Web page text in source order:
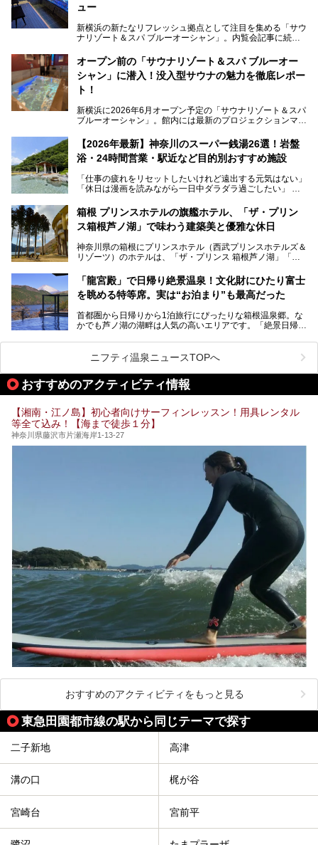
ュー
新横浜の新たなリフレッシュ拠点として注目を集める「サウ
ナリゾート＆スパ ブルーオーシャン」。内覧会記事に続
す。サウナや水風呂の気持ちよさはもちろん、リラックスス
ペースの過ごしやすさまで徹底チェック。新横浜エリアで日
常の疲れをリセットしたい人、ライブやスポーツ観戦遠征組
は必見です。
オープン前の「サウナリゾート＆スパ ブルーオー
シャン」に潜入！没入型サウナの魅力を徹底レポー
ト！
新横浜に2026年6月オープン予定の「サウナリゾート＆スパ
ブルーオーシャン」。館内には最新のプロジェクションマッ
的な“没入感（イマーシブ）”を体験できます。
今回は、そんな大注目の施設に一足先にお邪魔し、その全貌
を見学させていただきました！
サウナ室の中に咲き誇る桜、魚たちが泳ぐ水風呂、そしてバ
リのビーチを思わせる休憩スペース…。驚きの連続だった館
内の様子をレポートします！
【2026年最新】神奈川のスーパー銭湯26選！岩盤
浴・24時間営業・駅近など目的別おすすめ施設
「仕事の疲れをリセットしたいけれど遠出する元気はない」
「休日は漫画を読みながら一日中ダラダラ過ごしたい」
たい」
そんな「癒やされたい」という願いを叶えてくれるのが、神
神奈川県には、サウナや岩盤浴、一日中遊べるエンタメ施設
など、“非日常”を味わえるスーパー銭湯が数多く揃っていま
う」という人も多いはず。
そこで今回は、神奈川県内の人気施設26選を「安さ」「岩
業」「駅近」など、目的別に厳選して紹介します。
今の気分にぴったりの施設を見つけて、最高のリフレッシュ
箱根 プリンスホテルの旗艦ホテル、「ザ・プリン
ス箱根芦ノ湖」で味わう建築美と優雅な休日
神奈川県の箱根にプリンスホテル（西武プリンスホテルズ＆
リゾーツ）のホテルは、「ザ・プリンス 箱根芦ノ湖」「芦
「箱根仙石原プリンスホテル」と4軒あり、今回ご紹介する
「ザ・プリンス 箱根芦ノ湖」は、その中でもフラッグシッ
プ（旗艦）に位置づけられる特別なホテルです。
昭和の日本を代表する建築家の一人、村野藤吾が芦ノ湖の畔
に建てた桃源郷のようなホテルがここ。自家源泉の温泉や、
提供元：株式会社西武・プリンスホテルズワールドワイド
【PR】
この記事はザ・プリンス 箱根芦ノ湖のPR記事です。
「龍宮殿」で日帰り絶景温泉！文化財にひたり富士
を眺める特等席。実は“お泊まり”も最高だった
首都圏から日帰りから1泊旅行にぴったりな箱根温泉郷。な
かでも芦ノ湖の湖畔は人気の高いエリアです。「絶景日帰り
が楽しめるまさに眺望自慢の日帰り温泉。
そしてここは全24室の「箱根 芦ノ湖畔蛸川温泉 龍宮殿」と
して宿泊もできます。宿泊者は「龍宮殿本館」の営業時間に
加えて、朝6時からの宿泊者専用時間帯にも「龍宮殿本館」
のお風呂が利用できます。
今回は日帰り温泉としての「絶景日帰り温泉 龍宮殿本館
（以下、龍宮殿本館）」と、旅館としての「箱根 芦ノ湖畔
蛸川温泉 龍宮殿（以下、龍宮殿）」の両方の魅力をたっぷ
りお伝えします！
ここは箱根神社、九頭龍神社、白龍神社、箱根元宮と箱根の
4つの神社に囲まれたパワースポットです。
提供元：株式会社西武・プリンスホテルズワールドワイド
この記事は箱根 芦ノ湖畔蛸川温泉 龍宮殿のPR記事です。
ニフティ温泉ニュースTOPへ
おすすめのアクティビティ情報
【湘南・江ノ島】初心者向けサーフィンレッスン！用具レンタル
等全て込み！【海まで徒歩１分】
神奈川県藤沢市片瀬海岸1-13-27
おすすめのアクティビティをもっと見る
東急田園都市線の駅から同じテーマで探す
二子新地 高津
溝の口 梶が谷
宮崎台 宮前平